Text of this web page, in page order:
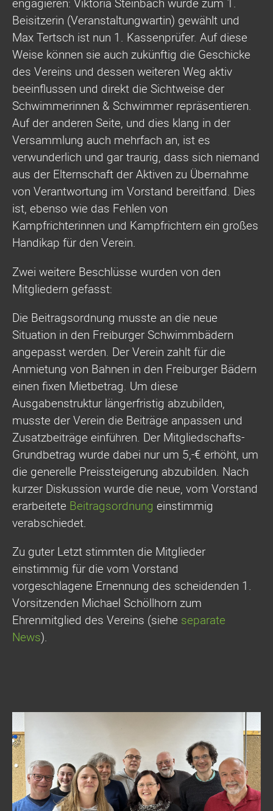
engagieren: Viktoria Steinbach wurde zum 1.
Beisitzerin (Veranstaltungwartin) gewählt und
Max Tertsch ist nun 1. Kassenprüfer. Auf diese
Weise können sie auch zukünftig die Geschicke
des Vereins und dessen weiteren Weg aktiv
beeinflussen und direkt die Sichtweise der
Schwimmerinnen & Schwimmer repräsentieren.
Auf der anderen Seite, und dies klang in der
Versammlung auch mehrfach an, ist es
verwunderlich und gar traurig, dass sich niemand
aus der Elternschaft der Aktiven zu Übernahme
von Verantwortung im Vorstand bereitfand. Dies
ist, ebenso wie das Fehlen von
Kampfrichterinnen und Kampfrichtern ein großes
Handikap für den Verein.
Zwei weitere Beschlüsse wurden von den
Mitgliedern gefasst:
Die Beitragsordnung musste an die neue
Situation in den Freiburger Schwimmbädern
angepasst werden. Der Verein zahlt für die
Anmietung von Bahnen in den Freiburger Bädern
einen fixen Mietbetrag. Um diese
Ausgabenstruktur längerfristig abzubilden,
musste der Verein die Beiträge anpassen und
Zusatzbeiträge einführen. Der Mitgliedschafts-
Grundbetrag wurde dabei nur um 5,-€ erhöht, um
die generelle Preissteigerung abzubilden. Nach
kurzer Diskussion wurde die neue, vom Vorstand
erarbeitete Beitragsordnung einstimmig
verabschiedet.
Zu guter Letzt stimmten die Mitglieder
einstimmig für die vom Vorstand
vorgeschlagene Ernennung des scheidenden 1.
Vorsitzenden Michael Schöllhorn zum
Ehrenmitglied des Vereins (siehe separate
News).